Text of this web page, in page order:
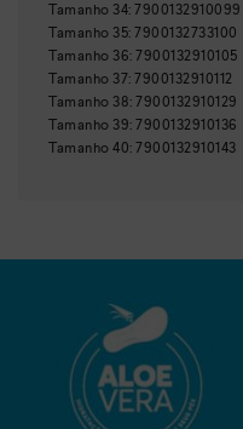
Tamanho 34:7900132910099
Tamanho 35:7900132733100
Tamanho 36:7900132910105
Tamanho 37:7900132910112
Tamanho 38:7900132910129
Tamanho 39:7900132910136
Tamanho40:7900132910143